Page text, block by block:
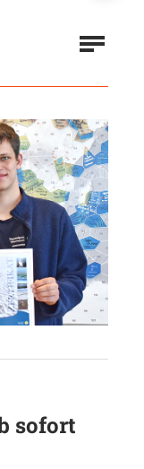
sofort